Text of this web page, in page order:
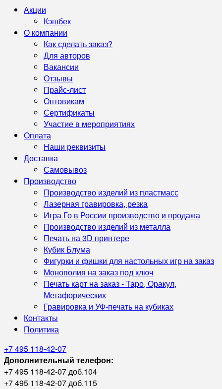
Акции
Кэшбек
О компании
Как сделать заказ?
Для авторов
Вакансии
Отзывы
Прайс-лист
Оптовикам
Сертификаты
Участие в мероприятиях
Оплата
Наши реквизиты
Доставка
Самовывоз
Производство
Производство изделий из пластмасс
Лазерная гравировка, резка
Игра Го в России производство и продажа
Производство изделий из металла
Печать на 3D принтере
Кубик Блума
Фигурки и фишки для настольных игр на заказ
Монополия на заказ под ключ
Печать карт на заказ - Таро, Оракул,
Метафорических
Гравировка и УФ‑печать на кубиках
Контакты
Политика
+7 495 118-42-07
Дополнительный телефон:
+7 495 118-42-07 доб.104
+7 495 118-42-07 доб.115